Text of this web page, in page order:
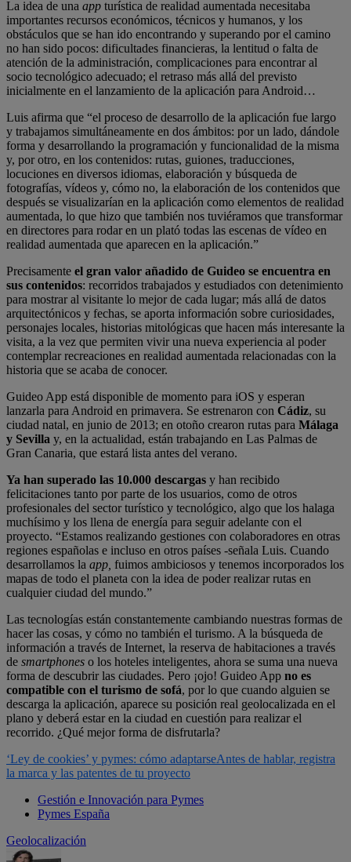
La idea de una app turística de realidad aumentada necesitaba
importantes recursos económicos, técnicos y humanos, y los
obstáculos que se han ido encontrando y superando por el camino
no han sido pocos: dificultades financieras, la lentitud o falta de
atención de la administración, complicaciones para encontrar al
socio tecnológico adecuado; el retraso más allá del previsto
inicialmente en el lanzamiento de la aplicación para Android…
Luis afirma que “el proceso de desarrollo de la aplicación fue largo
y trabajamos simultáneamente en dos ámbitos: por un lado, dándole
forma y desarrollando la programación y funcionalidad de la misma
y, por otro, en los contenidos: rutas, guiones, traducciones,
locuciones en diversos idiomas, elaboración y búsqueda de
fotografías, vídeos y, cómo no, la elaboración de los contenidos que
después se visualizarían en la aplicación como elementos de realidad
aumentada, lo que hizo que también nos tuviéramos que transformar
en directores para rodar en un plató todas las escenas de vídeo en
realidad aumentada que aparecen en la aplicación.”
Precisamente el gran valor añadido de Guideo se encuentra en
sus contenidos: recorridos trabajados y estudiados con detenimiento
para mostrar al visitante lo mejor de cada lugar; más allá de datos
arquitectónicos y fechas, se aporta información sobre curiosidades,
personajes locales, historias mitológicas que hacen más interesante la
visita, a la vez que permiten vivir una nueva experiencia al poder
contemplar recreaciones en realidad aumentada relacionadas con la
historia que se acaba de conocer.
Guideo App está disponible de momento para iOS y esperan
lanzarla para Android en primavera. Se estrenaron con Cádiz, su
ciudad natal, en junio de 2013; en otoño crearon rutas para Málaga
y Sevilla y, en la actualidad, están trabajando en Las Palmas de
Gran Canaria, que estará lista antes del verano.
Ya han superado las 10.000 descargas y han recibido
felicitaciones tanto por parte de los usuarios, como de otros
profesionales del sector turístico y tecnológico, algo que los halaga
muchísimo y los llena de energía para seguir adelante con el
proyecto. “Estamos realizando gestiones con colaboradores en otras
regiones españolas e incluso en otros países -señala Luis. Cuando
desarrollamos la app, fuimos ambiciosos y tenemos incorporados los
mapas de todo el planeta con la idea de poder realizar rutas en
cualquier ciudad del mundo.”
Las tecnologías están constantemente cambiando nuestras formas de
hacer las cosas, y cómo no también el turismo. A la búsqueda de
información a través de Internet, la reserva de habitaciones a través
de smartphones o los hoteles inteligentes, ahora se suma una nueva
forma de descubrir las ciudades. Pero ¡ojo! Guideo App no es
compatible con el turismo de sofá, por lo que cuando alguien se
descarga la aplicación, aparece su posición real geolocalizada en el
plano y deberá estar en la ciudad en cuestión para realizar el
recorrido. ¿Qué mejor forma de disfrutarla?
‘Ley de cookies’ y pymes: cómo adaptarseAntes de hablar, registra
la marca y las patentes de tu proyecto
Gestión e Innovación para Pymes
Pymes España
Geolocalización